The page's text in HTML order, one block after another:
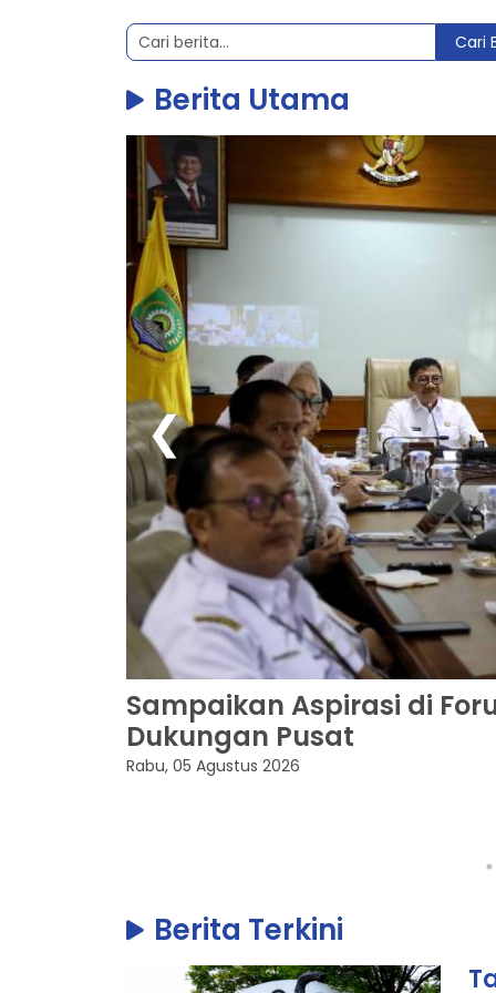
Tangerang
Cari
Berita Utama
❮
Sampaikan Aspirasi di
Dukungan Pusat
Rabu, 05 Agustus 2026
Berita Terkini